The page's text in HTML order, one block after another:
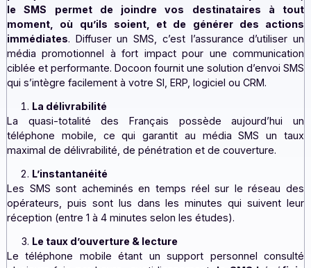
que le taux de lecture du SMS avoisine les 100%.
Idéal
cadre d’une campagne de communication
puisque c’est un mode de communication très
le SMS permet de joindre vos destinataires
moment, où qu’ils soient, et de générer des
immédiates. Diffuser un SMS, c’est l’assurance
média promotionnel à fort impact pour une
ciblée et performante. Docoon fournit une solution
qui s’intègre facilement à votre SI, ERP, logiciel ou CRM.
La quasi-totalité des Français possède
téléphone mobile, ce qui garantit au média SMS
maximal de délivrabilité, de pénétration et de couverture.
L’instantanéité
Les SMS sont acheminés en temps réel sur le